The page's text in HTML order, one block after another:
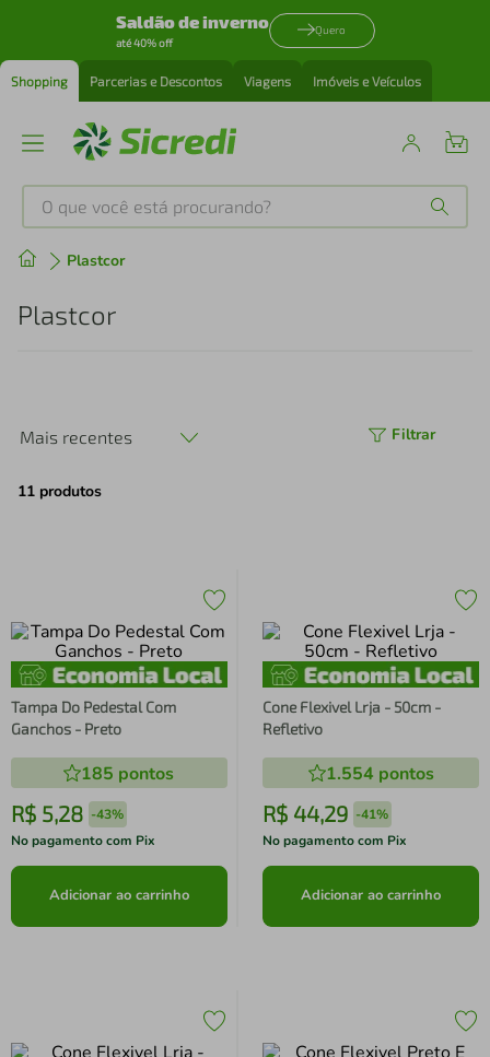
Saldão de inverno
até 40% off
Quero
Shopping Parcerias e Descontos Viagens Imóveis e Veículos
O que você está procurando?
Plastcor
Plastcor
Mais recentes Filtrar
11 produtos
Tampa Do Pedestal Com
Ganchos - Preto
185 pontos
R$ 5,28 -43%
No pagamento com Pix
Adicionar ao carrinho
Cone Flexivel Lrja - 50cm -
Refletivo
1.554 pontos
R$ 44,29 -41%
No pagamento com Pix
Adicionar ao carrinho
Produtos mais buscados
perfume
4º air fryer